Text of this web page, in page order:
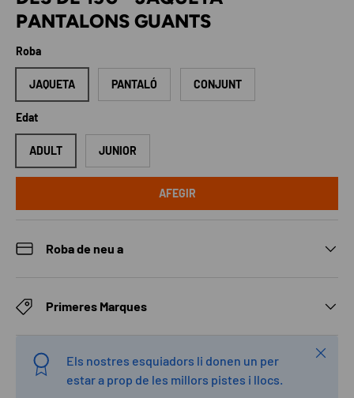
PANTALONS GUANTS
Roba
JAQUETA PANTALÓ CONJUNT
Edat
ADULT JUNIOR
AFEGIR
Roba de neu a
Primeres Marques
Els nostres esquiadors li donen un per
estar a prop de les millors pistes i llocs.
Tancar